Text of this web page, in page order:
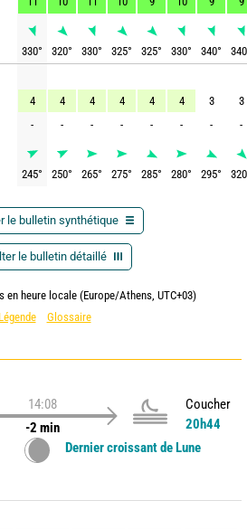
330° 320° 330° 325° 325° 330° 340° 340
4 4 4 4 4 4 3
3
-
- - - - - - -
245° 250° 265° 275° 285° 280° 295° 320
le bulletin synthétique
le bulletin détaillé
en heure locale (Europe/Athens, UTC+03)
Légende
Glossaire
14:08
-2 min
Coucher
20h44
Dernier croissant de Lune